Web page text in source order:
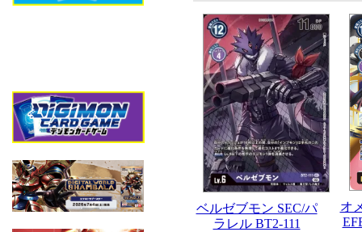
ベルゼブモン SEC/パ
ラレル BT2-111
オ